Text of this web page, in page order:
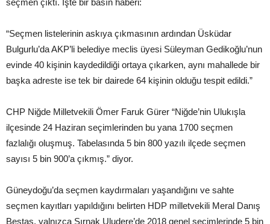
seçmen çıktı. İşte bir basın haberi:
“Seçmen listelerinin askıya çıkmasının ardından Üsküdar
Bulgurlu’da AKP’li belediye meclis üyesi Süleyman Gedikoğlu’nun
evinde 40 kişinin kaydedildiği ortaya çıkarken, aynı mahallede bir
başka adreste ise tek bir dairede 64 kişinin olduğu tespit edildi.”
CHP Niğde Milletvekili Ömer Faruk Gürer “Niğde’nin Ulukışla
ilçesinde 24 Haziran seçimlerinden bu yana 1700 seçmen
fazlalığı oluşmuş. Tabelasında 5 bin 800 yazılı ilçede seçmen
sayısı 5 bin 900’a çıkmış.” diyor.
Güneydoğu’da seçmen kaydırmaları yaşandığını ve sahte
seçmen kayıtları yapıldığını belirten HDP milletvekili Meral Danış
Beştaş, yalnızca Şırnak Uludere’de 2018 genel seçimlerinde 5 bin